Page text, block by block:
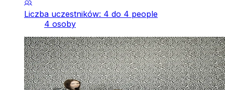
Liczba uczestników: 4 do 4 people
4 osoby